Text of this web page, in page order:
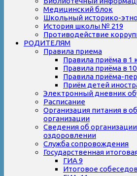
Медицинский блок
Школьный историко-
История школы № 219
Противодействие
РОДИТЕЛЯМ
Правила приема
Правила приёма в 1
Правила приёма в 10
Правила приёма-
Приём детей
Электронный дневник
Расписание
Организация питания в
организации
Сведения об
оздоровлении
Служба сопровождения
Государственная
ГИА 9
Итоговое